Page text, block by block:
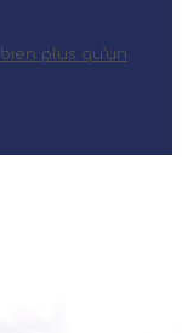
plus qu’un